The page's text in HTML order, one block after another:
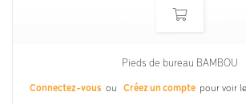
Pieds de bureau BAMBOU
Connectez-vous ou Créez un compte pour voir